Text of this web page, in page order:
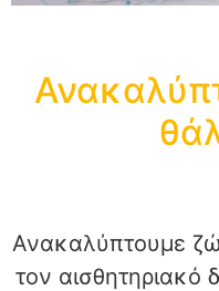
Ανακαλύπτουμε
τον αισθητηριακό